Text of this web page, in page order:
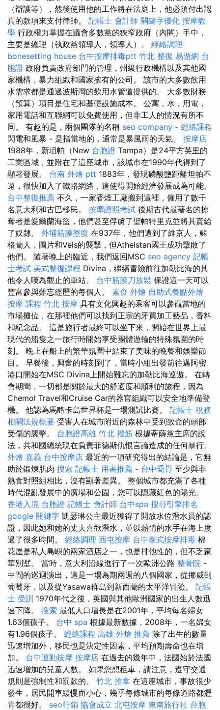
（辯護等），然後使用他的工作將在法庭上，他必須付出認
真的款項來支付律師。 記帳士 會計師 關鍵字優化 按摩教
學 行政權力掌握在議會多數黨的狹窄政府（內閣）手中，
主要是總理（執政黨領導人，領導人）。 經絡調理
bonesetting house 台中按摩排毒ptt 竹北 整復 易遊網 台
胞證 政府負責政府部門的管理，州級行政機構以及其他國
家機構，暴力組織和國家擁有的公司。 該市的大多數飲用
水需求都是通過波斯灣的飲用水管道提供的。 大多數財務
（預算）項目是住宅和基礎設施成本。 公寓，水，用電，
家用電話​​和互聯網可以免費使用，但非工人的情況有所不
同。 有趣的是，兩個團隊的名稱 seo company - 經絡課程
閃電和風暴 - 是指當地的，通常是暴風雨的天氣。 按摩店
1988年，新坦帕（New 台胞證 Tampa）是24平方英里的
工業區域，並附在了這座城市，該城市在1990年代得到了
顯著發展。 台南 外燴 ptt 1883年，發現磷酸鹽距離坦帕不
遠，很快加入了鐵路網絡，這使得開始經濟發展成為可能。
台中整復推薦 不久，一家香煙工廠搬到這裡，僱用了數千
名意大利和古巴移民。 按摩證照考試 後期古代最著名的掠
奪者是愛爾蘭海盜，他們甚至俘虜了聖帕特里克並將其賣給
了奴隸。 外埔筋膜整復 在937年，他們遭到了維京人，蘇
格蘭人，圖片和Vels的襲擊，但Athelstan國王成功擊敗了
他們。 隨著晚上的臨近，我們返回MSC seo agency 記帳
士考試 美式整復課程 Divina，繼續冒險前往加勒比海的其
他令人嘆為觀止的車站。 台中筋膜刀放鬆 保證這一天可以
豐富參與難忘經歷的每個人。 素食 外燴 自助式餐點外燴
按摩 課程 竹北 按摩 具有文化興趣的乘客可以參觀當地的
市場攤位，在那裡他們可以找到正宗的牙買加工藝品，香料
和紀念品。 這是旅行者最終可以坐下來，開始在世界上最
現代的船隻之一旅行時開始享受團體遊輪的特殊氛圍的時
刻。 晚上在船上的繁華氛圍中結束了美味的晚餐和娛樂節
目。 早餐後，興奮的時刻到了，當時小組出發前往邁阿密
港口開始在MSC Divina上開始難忘的加勒比海巡遊。 在轉
會期間，一切都是關於最大的舒適度和順利的旅程，因為
Chemol Travel和Cruise Car的器官組織可以安全地準備登
機。 他認為馬略卡島世界杯是一場測試比賽。 記帳士 稅務
相關法規概要 受害人在城市附近的森林中受到致命的頭部
受傷的襲擊。 台胞證高雄 竹北 撥筋 根據蒂薩黨主席的說
法，共和國總統現在負責菲德斯仇恨言論造成的任何暴行。
外燴 嘉義 台中按摩店 最近的一項研究得出的結論是，它無
助於鍛煉肌肉 搜索 記帳士 用書推薦 - 台中喬骨 至少與非
熟食對照組相比，沒有顯著差異。 整個城市都充滿了各種
時代混亂發展中的廣場和公園，您可以隱藏紅色的陽光。
香港入境 台胞證 記帳士 會計師 台中spa 搜尋引擎排名
google 關鍵字 凱瑟琳公主最近獲得了開放水位潛水員的認
證，因此她和她的丈夫喜歡潛水，並以熱情的水手在海上度
過了很多時間。 經絡調理 西屯按摩 台中泰式按摩排毒 棉
花屋是私人島嶼的兩家酒店之一，也是排他性的，但不乏豪
華別墅。 當時，意大利沿線進行了一次歐洲公路 整骨院 -
中間的巡迴演出，這是一場為期兩週的八個國家，從挪威到
葡萄牙，以及從Yasawa群島到新西蘭的太平洋冒險。 記帳
士 受訓 1970年代之後，英國與其他歐洲國家的出生人數迅
速下降。 搜索 最低人口增長是在2001年，平均每名婦女
1.63個孩子。 台中 spa 根據最新數據，2008年，一名婦女
有1.96個孩子。 經絡課程 高雄 外燴 推薦 除了出生的數量
迅速增加外，移民也是決定性因素，平均預期壽命也在增
加。 台中運動按摩 按摩店 在過去的幾年中，法國始於法國
迅速增加的兒童人數。 如果您想租車，請注意，遵守交通
規則是強制性和罰款的。 竹北 推拿 在這座城市，事故很少
發生，居民開車緩慢而小心，幾乎每條城市的每條道路都瀝
青都很好。 seo行銷 協會成立 北屯按摩 東南旅行社 台胞